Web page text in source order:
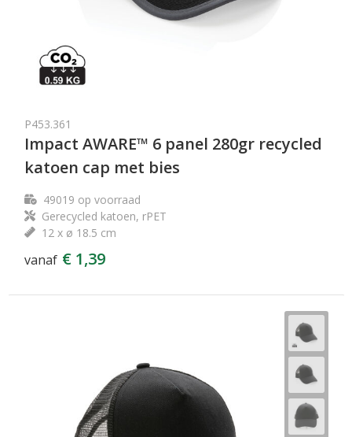
P453.361
Impact AWARE™ 6 panel 280gr recycled
katoen cap met bies
49019 op voorraad
Gerecycled katoen, rPET
12 x ø 18.5 cm
vanaf € 1,39